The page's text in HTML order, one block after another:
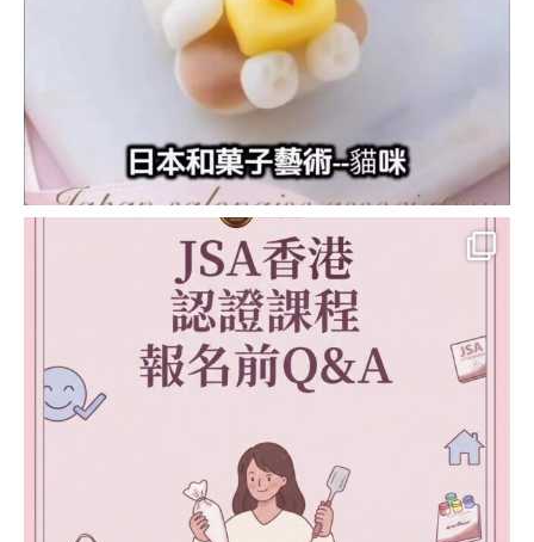
透明&環保樹脂手工
環保樹脂手工藝™講
師證書課程 (ECO
RESIN CRAFT)
日式唧花手工梘講師
證書課程 (PIPING
透明蠟燭講師證書課
程 (CLEAR CANDLES
純天然蜂蠟蠟燭講師
證書課程 (BEESWAX